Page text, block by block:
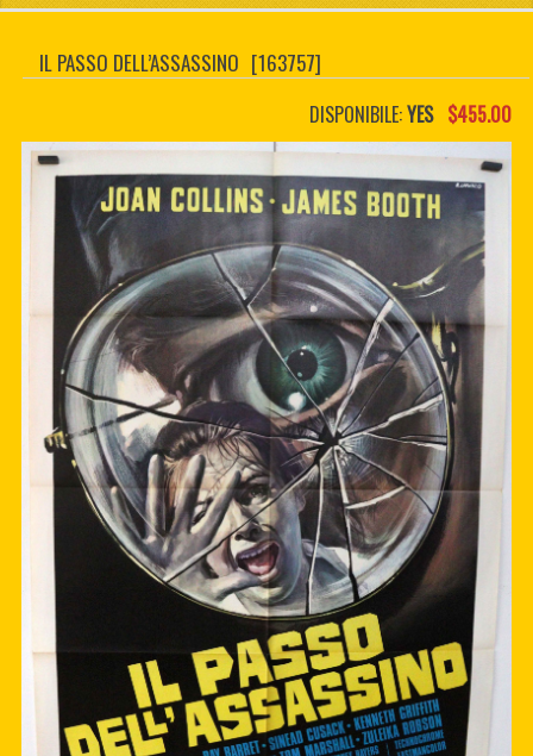
IL MIO CONTO
CONTATTO
CUSTOM PDF
IL PASSO DELL’ASSASSINO [163757]
DISPONIBILE:YES $455.00